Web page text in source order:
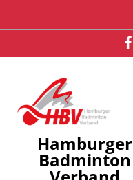
Hamburger
Badminton